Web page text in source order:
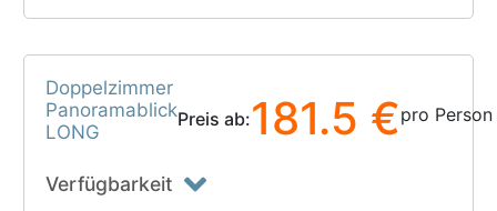
Doppelzimmer
Panoramablick
LONG
Preis ab:181.5 €pro Person
Verfügbarkeit